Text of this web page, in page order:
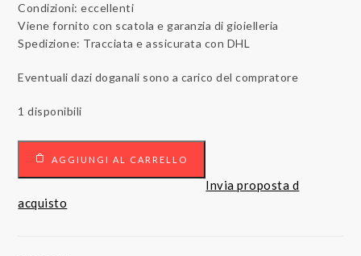
Condizioni: eccellenti
Viene fornito con scatola e garanzia di gioielleria
Spedizione: Tracciata e assicurata con DHL
Eventuali dazi doganali sono a carico del compratore
1 disponibili
con
Oro
AGGIUNGI AL CARRELLO
Invia proposta d
acquisto